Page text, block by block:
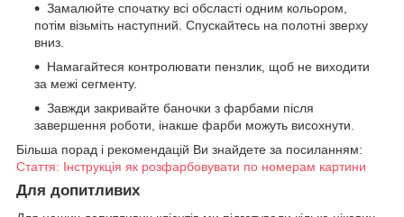
Замалюйте спочатку всі обсласті одним кольором,
потім візьміть наступний. Спускайтесь на полотні зверху
вниз.
Намагайтеся контролювати пензлик, щоб не виходити
за межі сегменту.
Завжди закривайте баночки з фарбами після
завершення роботи, інакше фарби можуть висохнути.
Більша порад і рекомендацій Ви знайдете за посиланням:
Стаття: Інструкція як розфарбовувати по номерам картини
Для допитливих